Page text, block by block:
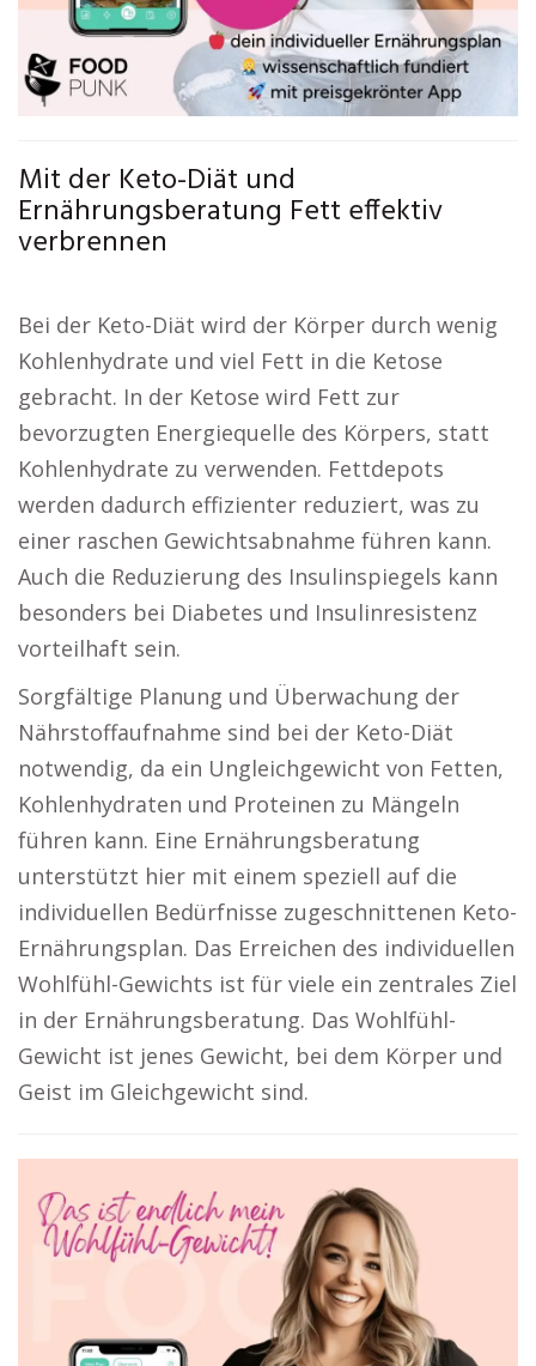
Mit der Keto-Diät und
Ernährungsberatung Fett effektiv
verbrennen
Bei der Keto-Diät wird der Körper durch wenig
Kohlenhydrate und viel Fett in die Ketose
gebracht. In der Ketose wird Fett zur
bevorzugten Energiequelle des Körpers, statt
Kohlenhydrate zu verwenden. Fettdepots
werden dadurch effizienter reduziert, was zu
einer raschen Gewichtsabnahme führen kann.
Auch die Reduzierung des Insulinspiegels kann
besonders bei Diabetes und Insulinresistenz
vorteilhaft sein.
Sorgfältige Planung und Überwachung der
Nährstoffaufnahme sind bei der Keto-Diät
notwendig, da ein Ungleichgewicht von Fetten,
Kohlenhydraten und Proteinen zu Mängeln
führen kann. Eine Ernährungsberatung
unterstützt hier mit einem speziell auf die
individuellen Bedürfnisse zugeschnittenen Keto-
Ernährungsplan. Das Erreichen des individuellen
Wohlfühl-Gewichts ist für viele ein zentrales Ziel
in der Ernährungsberatung. Das Wohlfühl-
Gewicht ist jenes Gewicht, bei dem Körper und
Geist im Gleichgewicht sind.